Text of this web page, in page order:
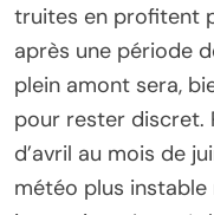
truites en profitent
après une période
plein amont sera,
pour rester discret.
d’avril au mois de
météo plus instable